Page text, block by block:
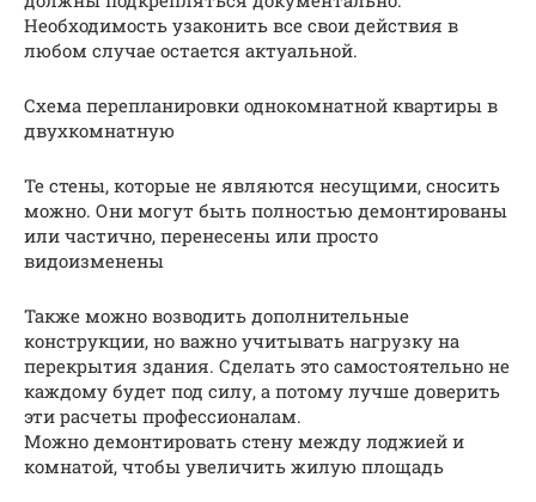
Необходимость узаконить все свои действия в
любом случае остается актуальной.
Схема перепланировки однокомнатной квартиры в
двухкомнатную
Те стены, которые не являются несущими, сносить
можно. Они могут быть полностью демонтированы
или частично, перенесены или просто
видоизменены
Также можно возводить дополнительные
конструкции, но важно учитывать нагрузку на
перекрытия здания. Сделать это самостоятельно не
каждому будет под силу, а потому лучше доверить
эти расчеты профессионалам.
Можно демонтировать стену между лоджией и
комнатой, чтобы увеличить жилую площадь